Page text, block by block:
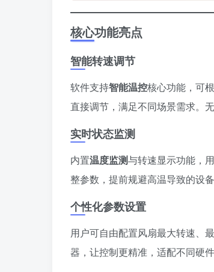
核心功能亮点
智能转速调节
软件支持智能温控核心功能，可
直接调节，满足不同场景需求。
实时状态监测
内置温度监测与转速显示功能，
整参数，提前规避高温导致的设
个性化参数设置
用户可自由配置风扇最大转速、
器，让控制更精准，适配不同硬